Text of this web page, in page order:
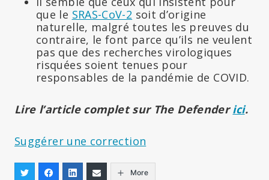
que le SRAS-CoV-2 soit d’origine
naturelle, malgré toutes les preuves du
contraire, le font parce qu’ils ne veulent
pas que des recherches virologiques
risquées soient tenues pour
responsables de la pandémie de COVID.
Lire l’article complet sur The Defenderici.
Suggérer une correction
More